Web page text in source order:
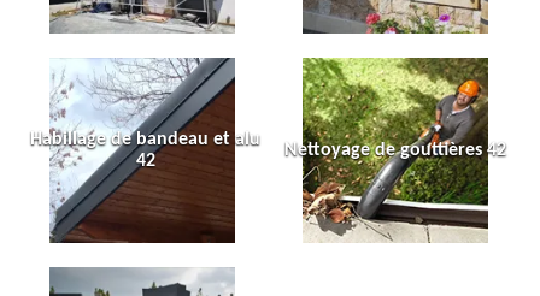
Habillage de bandeau et alu
42
Nettoyage de gouttières 42